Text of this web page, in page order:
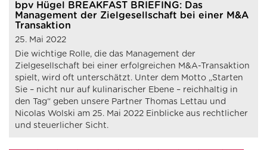
bpv Hügel BREAKFAST BRIEFING: Das
Management der Zielgesellschaft bei einer M&A
Transaktion
25. Mai 2022
Die wichtige Rolle, die das Management der
Zielgesellschaft bei einer erfolgreichen M&A-Transaktion
spielt, wird oft unterschätzt. Unter dem Motto „Starten
Sie – nicht nur auf kulinarischer Ebene – reichhaltig in
den Tag“ geben unsere Partner Thomas Lettau und
Nicolas Wolski am 25. Mai 2022 Einblicke aus rechtlicher
und steuerlicher Sicht.